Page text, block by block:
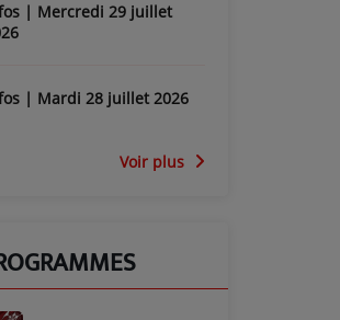
| Mercredi 29 juillet
| Mardi 28 juillet 2026
Voir plus